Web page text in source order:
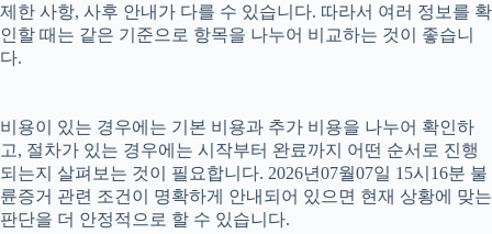
제한 사항, 사후 안내가 다를 수 있습니다. 따라서 여러 정보를 확
인할 때는 같은 기준으로 항목을 나누어 비교하는 것이 좋습니
다.
비용이 있는 경우에는 기본 비용과 추가 비용을 나누어 확인하
고, 절차가 있는 경우에는 시작부터 완료까지 어떤 순서로 진행
되는지 살펴보는 것이 필요합니다. 2026년07월07일 15시16분 불
륜증거 관련 조건이 명확하게 안내되어 있으면 현재 상황에 맞는
판단을 더 안정적으로 할 수 있습니다.